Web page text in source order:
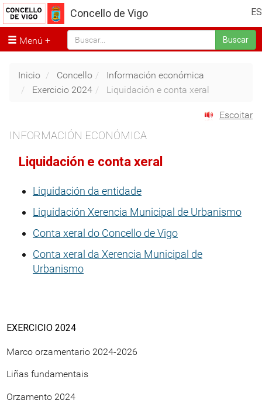
ES
Concello de Vigo
Menú Buscar
Inicio Concello
Información económica
Exercicio 2024
Liquidación e conta xeral
Escoitar
INFORMACIÓN ECONÓMICA
Liquidación e conta xeral
Liquidación da entidade
Liquidación Xerencia Municipal de Urbanismo
Conta xeral do Concello de Vigo
Conta xeral da Xerencia Municipal de
Urbanismo
EXERCICIO 2024
Marco orzamentario 2024-2026
Liñas fundamentais
Orzamento 2024